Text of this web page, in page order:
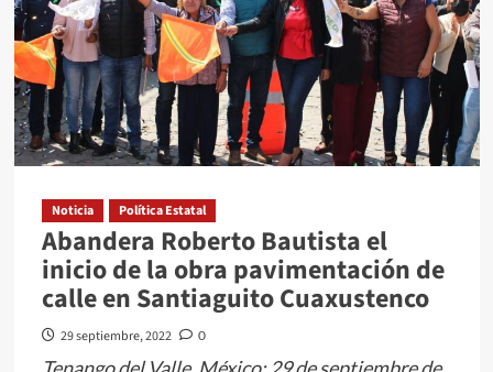
DE
EMPLEO
EN
VALLE
DE
CHALCO
Noticia Política Estatal
Abandera Roberto Bautista el
inicio de la obra pavimentación de
calle en Santiaguito Cuaxustenco
29 septiembre, 2022 0